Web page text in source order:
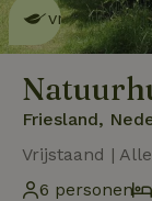
vriendelijk
Friesland,
Vrijstaand |
6 personen